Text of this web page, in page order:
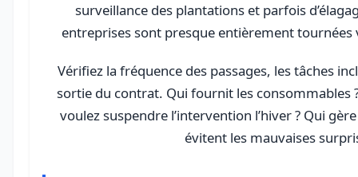
surveillance des plantations et parfois
entreprises sont presque entièrement tournées
Vérifiez la fréquence des passages, les tâches
sortie du contrat. Qui fournit les consommables
voulez suspendre l’intervention l’hiver ? Qui
évitent les mauvaises